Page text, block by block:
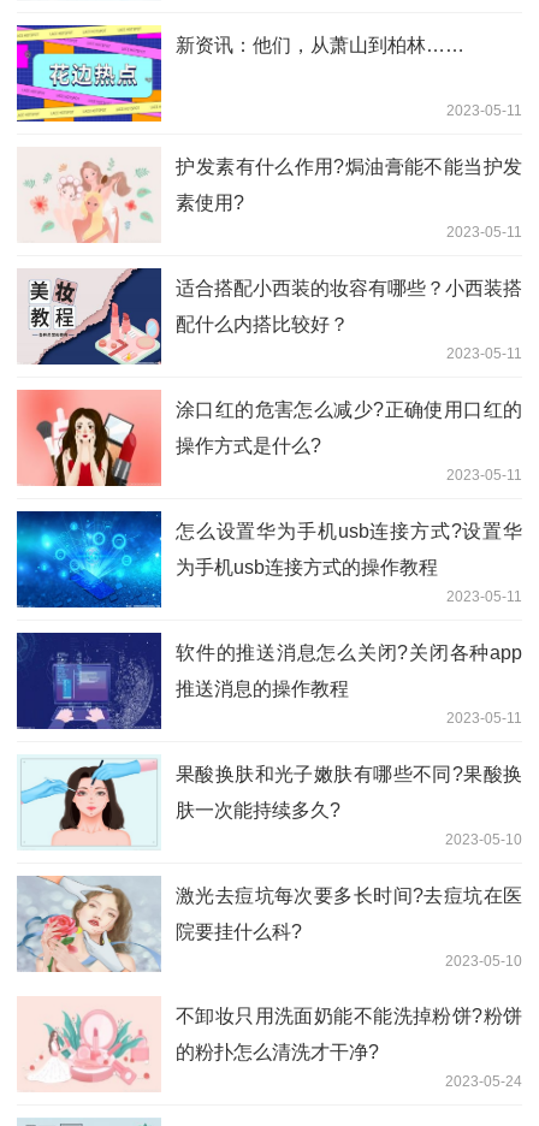
新资讯：他们，从萧山到柏林……
2023-05-11
​护发素有什么作用?焗油膏能不能当护发
素使用?
2023-05-11
适合搭配小西装的妆容有哪些？小西装搭
配什么内搭比较好？
2023-05-11
涂口红的危害怎么减少?正确使用口红的
操作方式是什么?
2023-05-11
怎么设置华为手机usb连接方式?设置华
为手机usb连接方式的操作教程
2023-05-11
软件的推送消息怎么关闭?关闭各种app
推送消息的操作教程
2023-05-11
果酸换肤和光子嫩肤有哪些不同?果酸换
肤一次能持续多久?
2023-05-10
激光去痘坑每次要多长时间?去痘坑在医
院要挂什么科?
2023-05-10
不卸妆只用洗面奶能不能洗掉粉饼?粉饼
的粉扑怎么清洗才干净?
2023-05-24